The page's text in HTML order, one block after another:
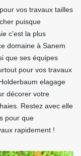
vos travaux tailles
puisque
c’est la plus
domaine à Sanem
que ses équipes
pour vos travaux
elagage
décorer votre
Restez avec elle
pour que
rapidement !